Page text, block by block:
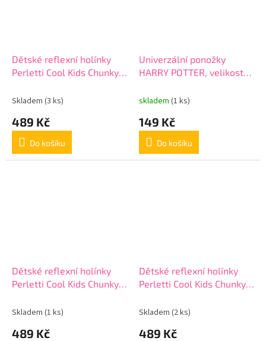
Dětské reflexní holínky
Perletti Cool Kids Chunky,
Skladem (3 ks)
489 Kč
Do košíku
Univerzální ponožky
HARRY POTTER, velikost
skladem (1 ks)
149 Kč
Do košíku
Dětské reflexní holínky
Perletti Cool Kids Chunky,
Skladem (1 ks)
489 Kč
Dětské reflexní holínky
Perletti Cool Kids Chunky,
Skladem (2 ks)
489 Kč